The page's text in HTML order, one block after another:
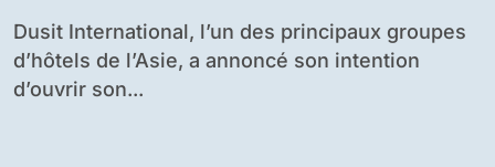
Dusit International, l’un des principaux groupes
d’hôtels de l’Asie, a annoncé son intention
d’ouvrir son...